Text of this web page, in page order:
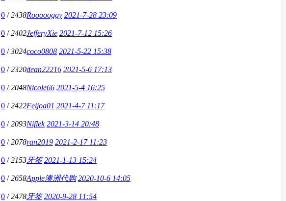
0 /2438Roooooggy 2021-7-28 23:09
0 /2402JefferyXie 2021-7-12 15:26
0 /3024coco0808 2021-5-22 15:38
0 /2320dean22216 2021-5-6 17:13
0 /2048Nicole66 2021-5-4 16:25
0 /2422Feijoa01 2021-4-7 11:17
0 /2093Niflek 2021-3-14 20:48
0 /2078ran2019 2021-2-17 11:23
0 /2153牙签 2021-1-13 15:24
0 /2658Apple澳洲代购 2020-10-6 14:05
0 /2478牙签 2020-9-28 11:54